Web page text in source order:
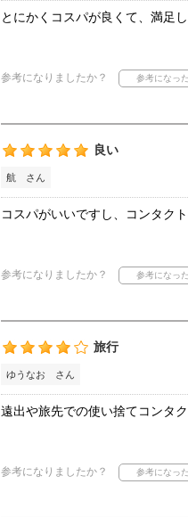
とにかくコスパが良くて、満足し
参考になりましたか？
良い
航 さん
コスパがいいですし、コンタク
参考になりましたか？
旅行
ゆうなお さん
遠出や旅先での使い捨てコンタ
参考になりましたか？